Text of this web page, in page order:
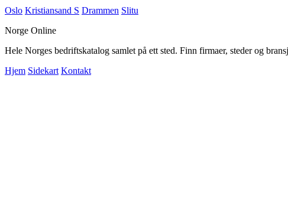
Oslo Kristiansand S Drammen Slitu
Norge Online
Hele Norges bedriftskatalog samlet på ett sted. Finn firmaer, steder og
Hjem Sidekart Kontakt